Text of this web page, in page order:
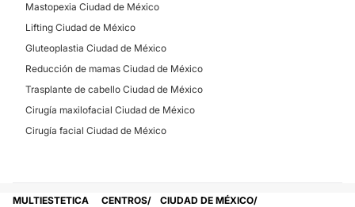
Mastopexia Ciudad de México
Lifting Ciudad de México
Gluteoplastia Ciudad de México
Reducción de mamas Ciudad de México
Trasplante de cabello Ciudad de México
Cirugía maxilofacial Ciudad de México
Cirugía facial Ciudad de México
MULTIESTETICA CENTROS
CIUDAD DE MÉXICO